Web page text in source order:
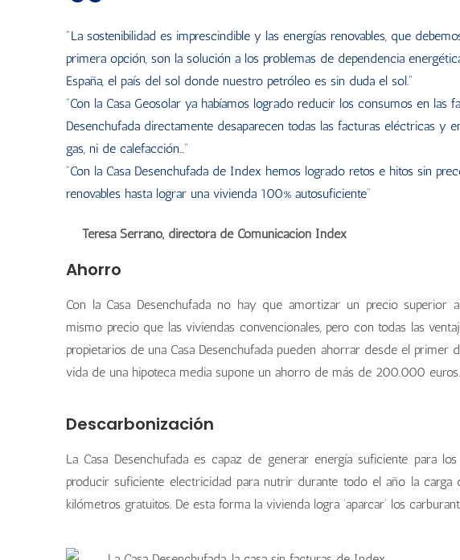
"La sostenibilidad es imprescindible y las energías renovables, que
primera opción, son la solución a los problemas de dependencia
España, el país del sol donde nuestro petróleo es sin duda el sol."
“Con la Casa Geosolar ya habíamos logrado reducir los consumos en las
Desenchufada directamente desaparecen todas las facturas eléctricas y
gas, ni de calefacción…”
“Con la Casa Desenchufada de Index hemos logrado retos e hitos sin
renovables hasta lograr una vivienda 100% autosuficiente”
Teresa Serrano, directora de Comunicación Index
Ahorro
Con la Casa Desenchufada no hay que amortizar un precio superior
mismo precio que las viviendas convencionales, pero con todas las
propietarios de una Casa Desenchufada pueden ahorrar desde el
vida de una hipoteca media supone un ahorro de más de 200.000 euros.
Descarbonización
La Casa Desenchufada es capaz de generar energía suficiente para
producir suficiente electricidad para nutrir durante todo el año la
kilómetros gratuitos. De esta forma la vivienda logra ‘aparcar’ los